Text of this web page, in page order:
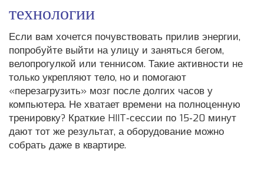
технологии
Если вам хочется почувствовать прилив энергии,
попробуйте выйти на улицу и заняться бегом,
велопрогулкой или теннисом. Такие активности не
только укрепляют тело, но и помогают
«перезагрузить» мозг после долгих часов у
компьютера. Не хватает времени на полноценную
тренировку? Краткие HIIT‑сессии по 15‑20 минут
дают тот же результат, а оборудование можно
собрать даже в квартире.